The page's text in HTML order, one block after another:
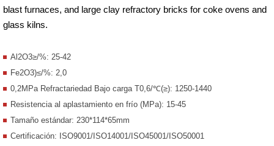
blast furnaces, and large clay refractory bricks for coke ovens and
glass kilns.
Al2O3≥/%: 25-42
Fe2O3)≤/%: 2,0
0,2MPa Refractariedad Bajo carga T0,6/℃(≥): 1250-1440
Resistencia al aplastamiento en frío (MPa): 15-45
Tamaño estándar: 230*114*65mm
Certificación: ISO9001/ISO14001/ISO45001/ISO50001